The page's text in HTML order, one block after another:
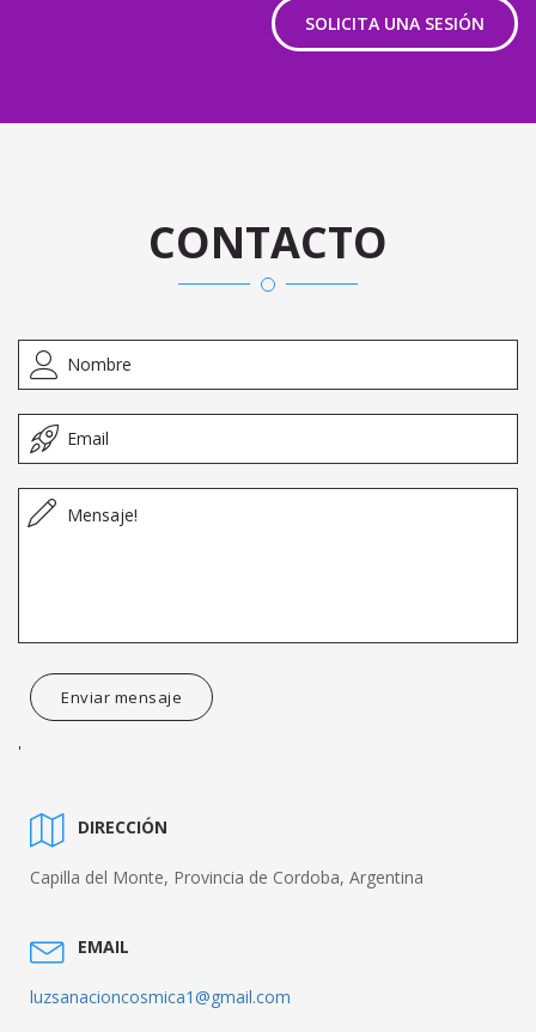
SOLICITA UNA SESIÓN
CONTACTO
Enviar mensaje
'
DIRECCIÓN
Capilla del Monte, Provincia de Cordoba, Argentina
EMAIL
luzsanacioncosmica1@gmail.com